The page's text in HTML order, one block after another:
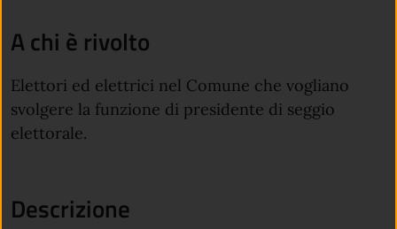
A chi è rivolto
Elettori ed elettrici nel Comune che vogliano
svolgere la funzione di presidente di seggio
elettorale.
Descrizione